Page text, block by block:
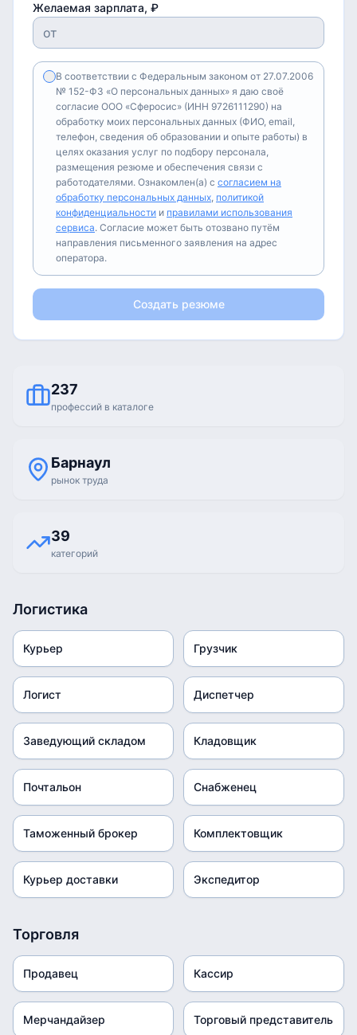
Желаемая зарплата, ₽
В соответствии с Федеральным законом от 27.07.2006
№ 152-ФЗ «О персональных данных» я даю своё
согласие ООО «Сферосис» (ИНН 9726111290) на
обработку моих персональных данных (ФИО, email,
телефон, сведения об образовании и опыте работы) в
целях оказания услуг по подбору персонала,
размещения резюме и обеспечения связи с
работодателями. Ознакомлен(а) с согласием на
обработку персональных данных, политикой
конфиденциальности и правилами использования
сервиса. Согласие может быть отозвано путём
направления письменного заявления на адрес
оператора.
Создать резюме
237
профессий в каталоге
Барнаул
рынок труда
39
категорий
Логистика
Курьер Грузчик
Логист Диспетчер
Заведующий складом Кладовщик
Почтальон Снабженец
Таможенный брокер Комплектовщик
Курьер доставки Экспедитор
Торговля
Продавец Кассир
Мерчандайзер Торговый представитель